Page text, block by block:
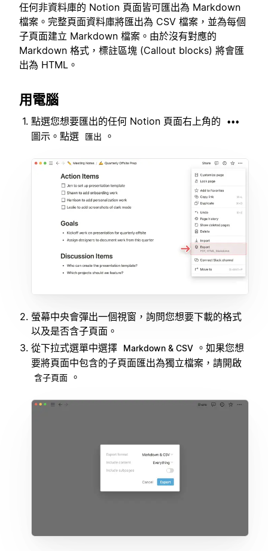
任何非資料庫的 Notion 頁面皆可匯出為 Markdown
檔案。完整頁面資料庫將匯出為 CSV 檔案，並為每個
子頁面建立 Markdown 檔案。由於沒有對應的
Markdown 格式，標註區塊 (Callout blocks) 將會匯
出為 HTML。
用電腦
點選您想要匯出的任何 Notion 頁面右上角的 •••
圖示。點選 匯出 。
螢幕中央會彈出一個視窗，詢問您想要下載的格式
以及是否含子頁面。
從下拉式選單中選擇
Markdown & CSV 。如果您想
要將頁面中包含的子頁面匯出為獨立檔案，請開啟
含子頁面 。